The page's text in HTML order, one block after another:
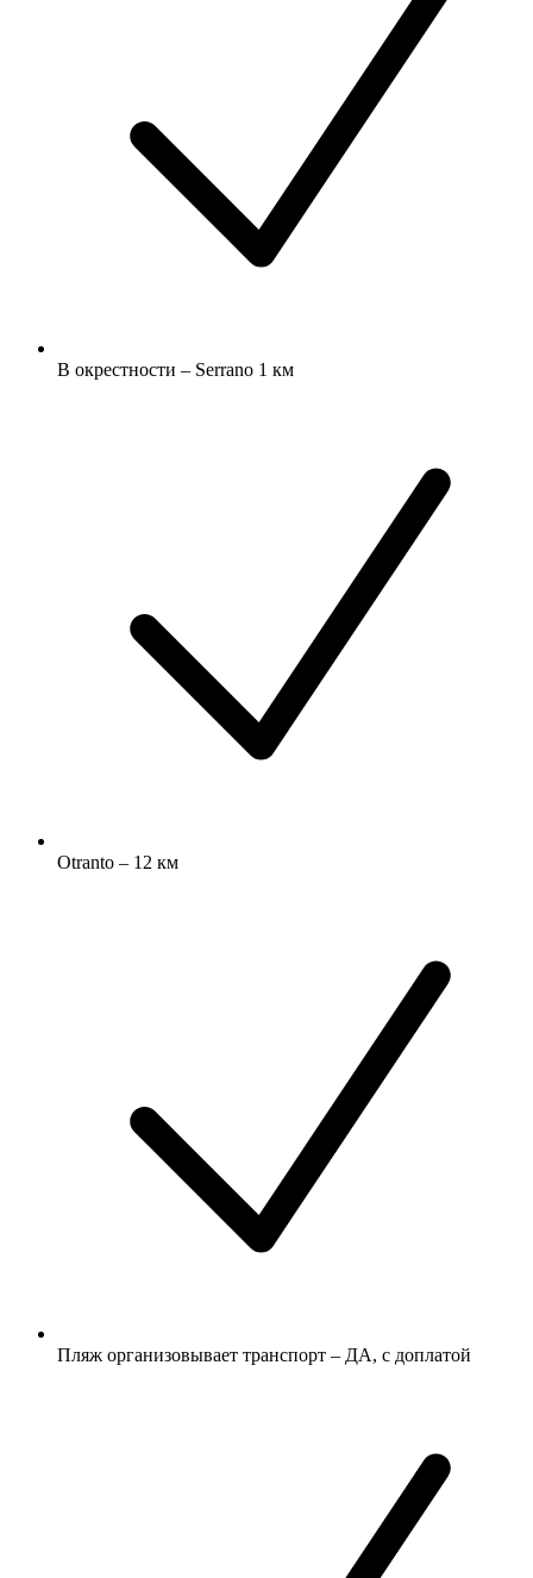
В окрестности – Serrano 1 км
Otranto – 12 км
Пляж организовывает транспорт – ДА, с доплатой